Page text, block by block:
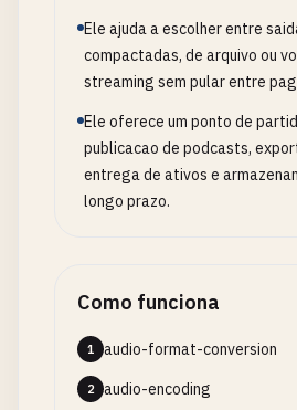
Ele ajuda a escolher entre
compactadas, de arquivo ou
streaming sem pular entre
Ele oferece um ponto de
publicacao de podcasts,
entrega de ativos e
longo prazo.
Como funciona
1 audio-format-conversion
2 audio-encoding